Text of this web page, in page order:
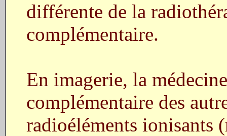
différente de la
complémentaire.
En imagerie, la
complémentaire des
radioéléments ionisants